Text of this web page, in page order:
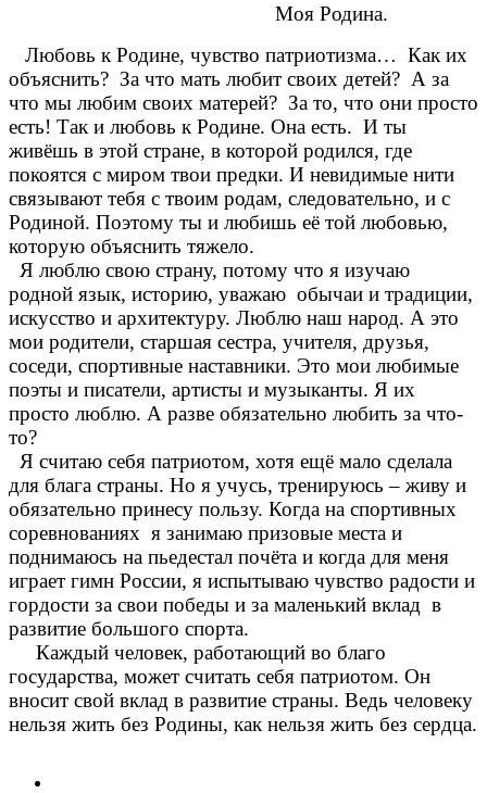
Моя Родина.
Любовь к Родине, чувство патриотизма… Как их
объяснить? За что мать любит своих детей? А за
что мы любим своих матерей? За то, что они просто
есть! Так и любовь к Родине. Она есть. И ты
живёшь в этой стране, в которой родился, где
покоятся с миром твои предки. И невидимые нити
связывают тебя с твоим родам, следовательно, и с
Родиной. Поэтому ты и любишь её той любовью,
которую объяснить тяжело.
Я люблю свою страну, потому что я изучаю
родной язык, историю, уважаю обычаи и традиции,
искусство и архитектуру. Люблю наш народ. А это
мои родители, старшая сестра, учителя, друзья,
соседи, спортивные наставники. Это мои любимые
поэты и писатели, артисты и музыканты. Я их
просто люблю. А разве обязательно любить за что-
то?
Я считаю себя патриотом, хотя ещё мало сделала
для блага страны. Но я учусь, тренируюсь – живу и
обязательно принесу пользу. Когда на спортивных
соревнованиях я занимаю призовые места и
поднимаюсь на пьедестал почёта и когда для меня
играет гимн России, я испытываю чувство радости и
гордости за свои победы и за маленький вклад в
развитие большого спорта.
Каждый человек, работающий во благо
государства, может считать себя патриотом. Он
вносит свой вклад в развитие страны. Ведь человеку
нельзя жить без Родины, как нельзя жить без сердца.